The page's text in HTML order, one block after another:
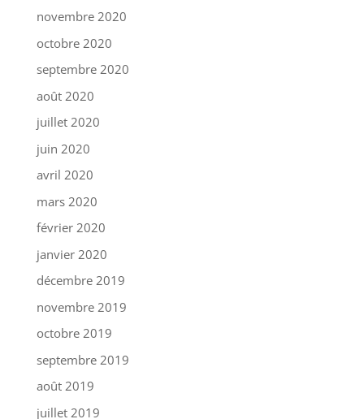
novembre 2020
octobre 2020
septembre 2020
août 2020
juillet 2020
juin 2020
avril 2020
mars 2020
février 2020
janvier 2020
décembre 2019
novembre 2019
octobre 2019
septembre 2019
août 2019
juillet 2019